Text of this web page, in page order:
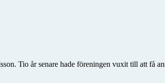
Tio år senare hade föreningen vuxit till att få